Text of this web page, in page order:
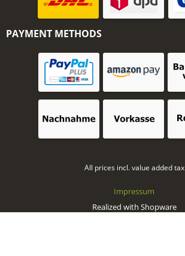
PAYMENT METHODS
All prices incl. value added tax
Impressum
Realized with Shopware